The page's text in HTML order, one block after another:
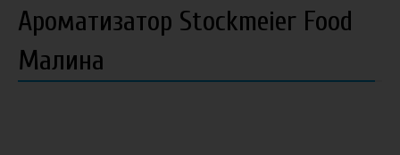
Ароматизатор Stockmeier Food
Малина